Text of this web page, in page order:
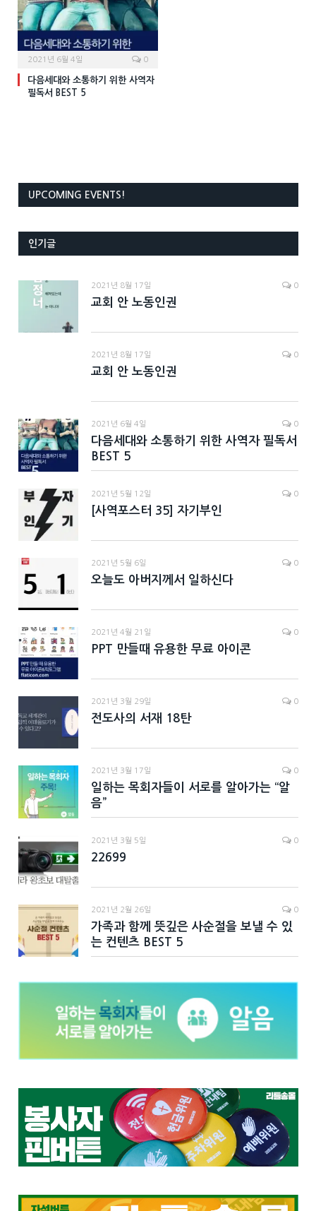
2021년 6월 4일 0
다음세대와 소통하기 위한 사역자
필독서 BEST 5
UPCOMING EVENTS!
인기글
2021년 8월 17일 0
교회 안 노동인권
2021년 8월 17일 0
교회 안 노동인권
2021년 6월 4일 0
다음세대와 소통하기 위한 사역자 필독서
BEST 5
2021년 5월 12일 0
[사역포스터 35] 자기부인
2021년 5월 6일 0
오늘도 아버지께서 일하신다
2021년 4월 21일 0
PPT 만들때 유용한 무료 아이콘
2021년 3월 29일 0
전도사의 서재 18탄
2021년 3월 17일 0
일하는 목회자들이 서로를 알아가는 “알
음”
2021년 3월 5일 0
22699
2021년 2월 26일 0
가족과 함께 뜻깊은 사순절을 보낼 수 있
는 컨텐츠 BEST 5